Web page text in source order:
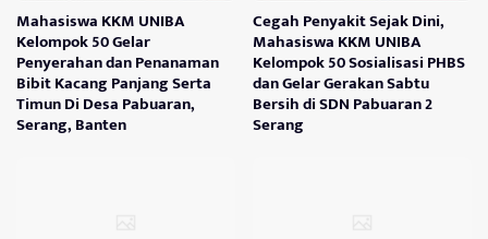
Mahasiswa KKM UNIBA
Kelompok 50 Gelar
Penyerahan dan Penanaman
Bibit Kacang Panjang Serta
Timun Di Desa Pabuaran,
Serang, Banten
Cegah Penyakit Sejak Dini,
Mahasiswa KKM UNIBA
Kelompok 50 Sosialisasi PHBS
dan Gelar Gerakan Sabtu
Bersih di SDN Pabuaran 2
Serang